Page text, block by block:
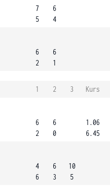
7
5
6
4
6
2
6
1
1 2 3
Kurs
6
2
6
0
1.06
6.45
4
6
6
3
10
5